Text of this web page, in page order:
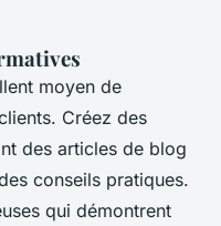
moyen de
Créez des
des articles de blog
conseils pratiques.
qui démontrent